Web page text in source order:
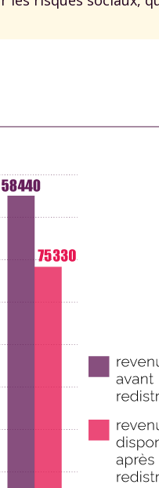
vos droits, vous pouvez